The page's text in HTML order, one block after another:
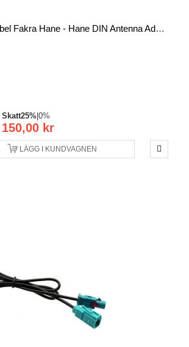
CT27AA51 Dubbel Fakra Hane - Hane DIN Antenna Adapter
150,00 kr
Skatt25%| 0%
LÄGG I KUNDVAGNEN